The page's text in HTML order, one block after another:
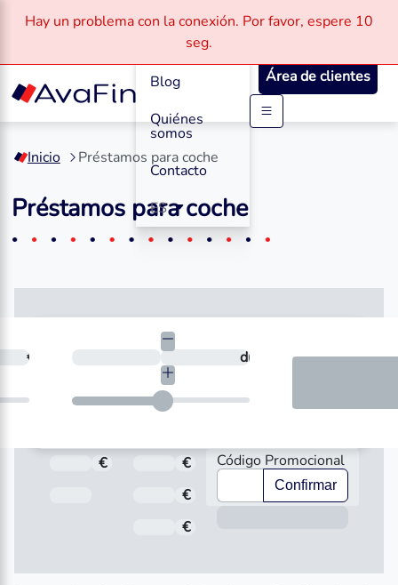
Saltar
contenido
Hay un problema con la conexión. Por favor, espere 10
seg.
Cómo
Funciona
Blog
Quiénes
somos
Contacto
ES
Área de clientes
Inicio Préstamos para coche
Préstamos para coche
€ ¿En cuántos días quieres devolverlo?
días
Total a pagar
€ Importe
€
Fecha de Vencimiento
€
€
Código Promocional
Confirmar